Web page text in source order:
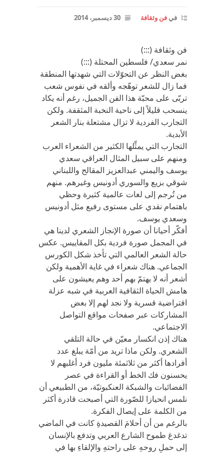
في فن وثقافة 30 ديسمبر، 2014
فن وثقافة (:::)
نمر سعدي/ فلسطين المحتلة (:::)
بغض النظر عن التحوّلات التي شهدتها المنطقة
فما زال للشعر توهّجه وألقه في نفوس شعب
تربّى على محبّة هذا الفن الجميل، رغم أنه يكاد
ينسحب قليلاً إلى ناحية النخبة المثقفة. ولكن
التجارب الفردية لا تزال مشتعلة بنار الشعر
الأبدية.
التجارب التي يمثِّلها الكثير من الشعراء العرب
ومنهم على سبيل المثال العراقي سعدي
يوسف واليمني عبدالعزيز المقالح واللبناني
شوقي بزيع والسوري أدونيس وغيرهم. منهم
من تُرجم إلى لغات عالمية كثيرة وحظي
باهتمام نقدي على مستوى رفيع مثل أدونيس
وسعدي يوسف.
أفكّر أحيانا أن صورة الإنجاز الشعري لدينا هي
في المجمل صورة فردية بكل المقاييس. عكس
حالة الشعر العالمي التي تأخذ شكل الكورس
الجماعي. هناك شعراء في غاية الأهمية ولكن
أشعر أنه لا يهتمّ بهم أحد وهم يعيشون على
هامش الحياة الثقافية العربية في شبه عزلة
افتراضية قسرية ولا نجد لهم إلا بعض
المشاركات عبر صفحات مواقع التواصل
الاجتماعي.
هناك إذن انكسار معيّن في حالة التلقي
الشعري. ولكن ماذا تريد من أمّة يبلغ عدد
أفرادها أكثر من ثلاثمئة مليون فرد أغلبهم لا
يحسنون فك الخط أو القراءة في عصر
الفضائيات والشبكة العنكبوتيّة، من الطبيعي أن
نلمس انحيازا للصّورة التي أصبحت قادرة أكثر
من الكلمة على إيصال الفكرة.
بالرغم من أن أحلامَ القصيدةِ كانت في الماضي
تدغدغ طموح الشارع العربي وتدفع بالإنسان
إلى حملِ روحهِ على راحتهِ والإلقاءِ بها في